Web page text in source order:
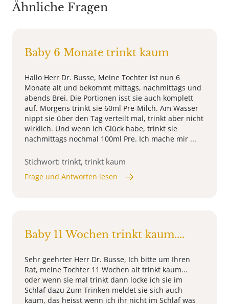
Ähnliche Fragen
Baby 6 Monate trinkt kaum
Hallo Herr Dr. Busse, Meine Tochter ist nun 6
Monate alt und bekommt mittags, nachmittags und
abends Brei. Die Portionen isst sie auch komplett
auf. Morgens trinkt sie 60ml Pre-Milch. Am Wasser
nippt sie über den Tag verteilt mal, trinkt aber nicht
wirklich. Und wenn ich Glück habe, trinkt sie
nachmittags nochmal 100ml Pre. Ich mache mir ...
Stichwort: trinkt, trinkt kaum
Frage und Antworten lesen
Baby 11 Wochen trinkt kaum....
Sehr geehrter Herr Dr. Busse, Ich bitte um Ihren
Rat, meine Tochter 11 Wochen alt trinkt kaum...
oder wenn sie mal trinkt dann locke ich sie im
Schlaf dazu Zum Trinken meldet sie sich auch
kaum, das heisst wenn ich ihr nicht im Schlaf was